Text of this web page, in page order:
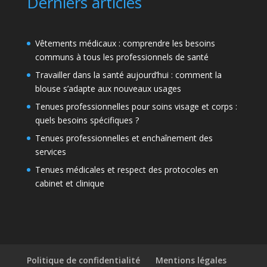
Vêtements médicaux : comprendre les besoins
communs à tous les professionnels de santé
Travailler dans la santé aujourd’hui : comment la
blouse s’adapte aux nouveaux usages
Tenues professionnelles pour soins visage et corps :
quels besoins spécifiques ?
Tenues professionnelles et enchaînement des
services
Tenues médicales et respect des protocoles en
cabinet et clinique
Politique de confidentialité Mentions légales